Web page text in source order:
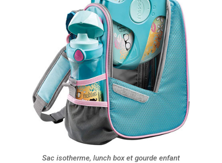
Sac isotherme, lunch box et gourde enfant